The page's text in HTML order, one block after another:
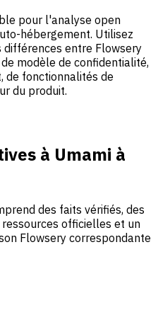
pour l'analyse open
hébergement. Utilisez
entre Flowsery
modèle de confidentialité,
de fonctionnalités de
du produit.
à Umami à
des faits vérifiés, des
officielles et un
Flowsery correspondante